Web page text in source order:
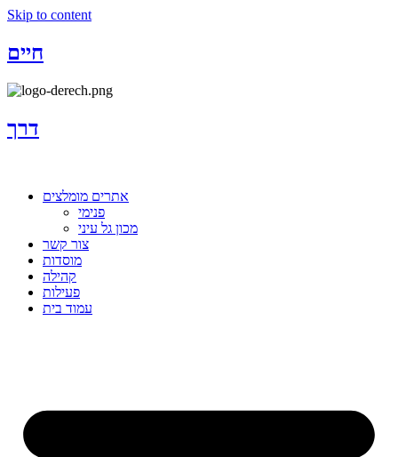
Skip to content
חיים
דרך
אתרים מומלצים
פנימי
מכון גל עיני
צור קשר
מוסדות
קהילה
פעילות
עמוד בית